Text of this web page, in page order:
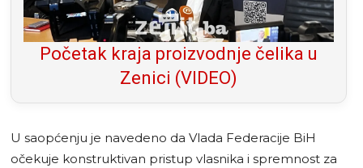
Početak kraja proizvodnje čelika u
Zenici (VIDEO)
U saopćenju je navedeno da Vlada Federacije BiH
očekuje konstruktivan pristup vlasnika i spremnost za